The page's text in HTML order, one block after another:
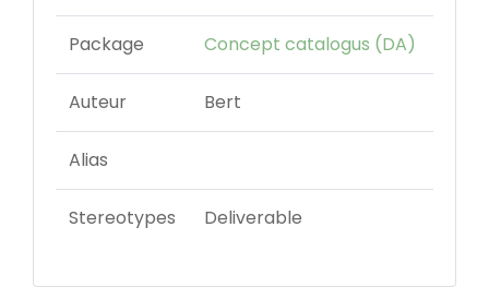
Package Concept catalogus (DA)
Auteur Bert
Alias
Stereotypes Deliverable